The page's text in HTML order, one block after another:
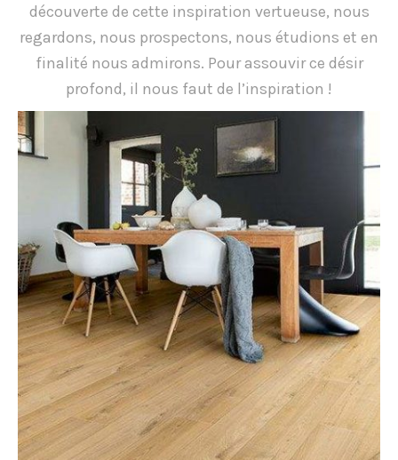
découverte de cette inspiration vertueuse, nous
regardons, nous prospectons, nous étudions et en
finalité nous admirons. Pour assouvir ce désir
profond, il nous faut de l’inspiration !